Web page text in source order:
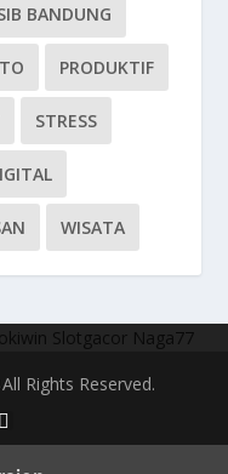
BANDUNG
PRODUKTIF
STRESS
WISATA
Slotgacor Naga77
All Rights Reserved.